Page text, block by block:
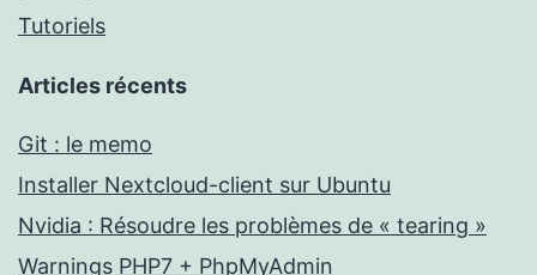
Tutoriels
Articles récents
Git : le memo
Installer Nextcloud-client sur Ubuntu
Nvidia : Résoudre les problèmes de « tearing »
Warnings PHP7 + PhpMyAdmin